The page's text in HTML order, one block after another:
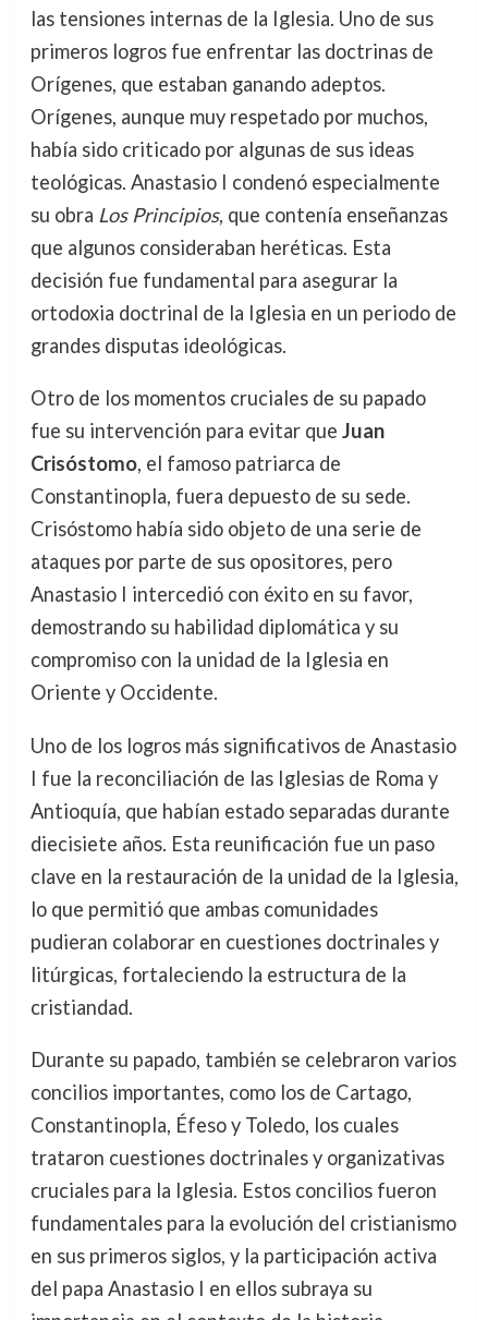
las tensiones internas de la Iglesia. Uno de sus
primeros logros fue enfrentar las doctrinas de
Orígenes, que estaban ganando adeptos.
Orígenes, aunque muy respetado por muchos,
había sido criticado por algunas de sus ideas
teológicas. Anastasio I condenó especialmente
su obra Los Principios, que contenía enseñanzas
que algunos consideraban heréticas. Esta
decisión fue fundamental para asegurar la
ortodoxia doctrinal de la Iglesia en un periodo de
grandes disputas ideológicas.
Otro de los momentos cruciales de su papado
fue su intervención para evitar que Juan
Crisóstomo, el famoso patriarca de
Constantinopla, fuera depuesto de su sede.
Crisóstomo había sido objeto de una serie de
ataques por parte de sus opositores, pero
Anastasio I intercedió con éxito en su favor,
demostrando su habilidad diplomática y su
compromiso con la unidad de la Iglesia en
Oriente y Occidente.
Uno de los logros más significativos de Anastasio
I fue la reconciliación de las Iglesias de Roma y
Antioquía, que habían estado separadas durante
diecisiete años. Esta reunificación fue un paso
clave en la restauración de la unidad de la Iglesia,
lo que permitió que ambas comunidades
pudieran colaborar en cuestiones doctrinales y
litúrgicas, fortaleciendo la estructura de la
cristiandad.
Durante su papado, también se celebraron varios
concilios importantes, como los de Cartago,
Constantinopla, Éfeso y Toledo, los cuales
trataron cuestiones doctrinales y organizativas
cruciales para la Iglesia. Estos concilios fueron
fundamentales para la evolución del cristianismo
en sus primeros siglos, y la participación activa
del papa Anastasio I en ellos subraya su